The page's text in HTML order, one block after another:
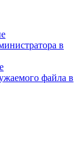
в
файла в